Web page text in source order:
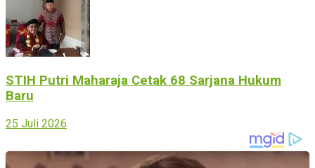
STIH Putri Maharaja Cetak 68 Sarjana Hukum
Baru
25 Juli 2026